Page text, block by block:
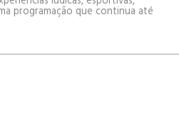
programação que continua até